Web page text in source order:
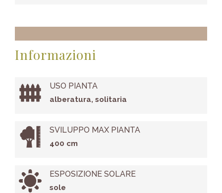
Informazioni
USO PIANTA
alberatura, solitaria
SVILUPPO MAX PIANTA
400 cm
ESPOSIZIONE SOLARE
sole